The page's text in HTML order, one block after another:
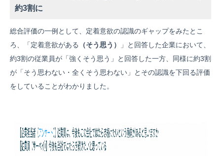
約3割に
総合評価の一例として、定着意欲の認識のギャップをみたとこ
ろ、「定着意欲がある
（そう思う）
」と回答した企業において、
約3割の従業員が「強くそう思う」と回答した一方、同様に約3割
が「そう思わない・全くそう思わない」とその認識を下回る評価
をしていることがわかりました。